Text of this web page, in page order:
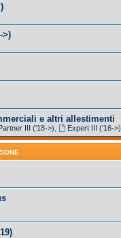
>)
e altri allestimenti
III ('18->) Expert III ('16->)